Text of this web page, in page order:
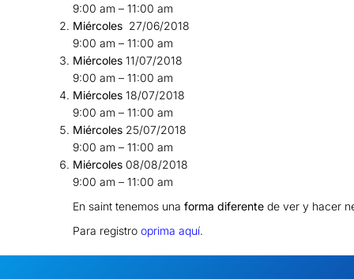
9:00 am – 11:00 am
Miércoles27/06/2018
9:00 am – 11:00 am
Miércoles11/07/2018
9:00 am – 11:00 am
Miércoles18/07/2018
9:00 am – 11:00 am
Miércoles25/07/2018
9:00 am – 11:00 am
Miércoles08/08/2018
9:00 am – 11:00 am
En saint tenemos una forma diferentede ver y hacer
Para registro oprima aquí.